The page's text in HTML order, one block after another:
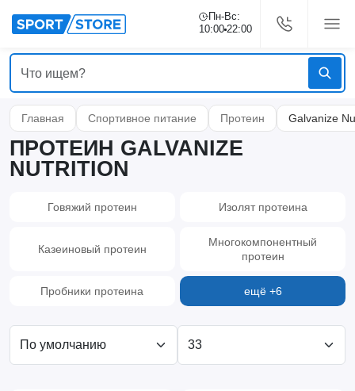
Пн-Вс:
10:00 22:00
Главная Спортивное питание Протеин Galvanize
ПРОТЕИН GALVANIZE
NUTRITION
Говяжий протеин Изолят протеина
Казеиновый протеин
Многокомпонентный
протеин
Пробники протеина ещё +6